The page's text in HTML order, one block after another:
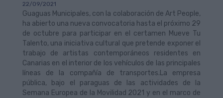
22/09/2021
Guaguas Municipales, con la colaboración de Art People,
ha abierto una nueva convocatoria hasta el próximo 29
de octubre para participar en el certamen Mueve Tu
Talento, una iniciativa cultural que pretende exponer el
trabajo de artistas contemporáneos residentes en
Canarias en el interior de los vehículos de las principales
líneas de la compañía de transportes.La empresa
pública, bajo el paraguas de las actividades de la
Semana Europea de la Movilidad 2021 y en el marco de